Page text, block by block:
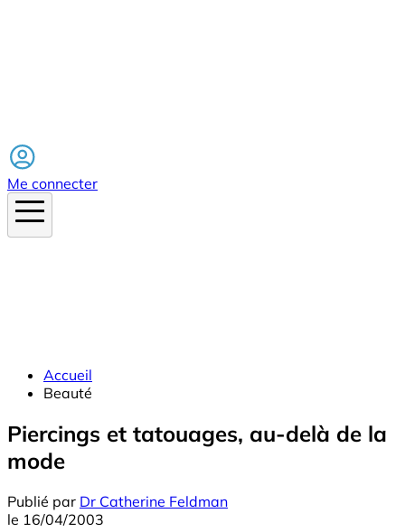
Me connecter
Accueil
Beauté
Piercings et tatouages, au-delà de la
mode
Publié par Dr Catherine Feldman
le 16/04/2003